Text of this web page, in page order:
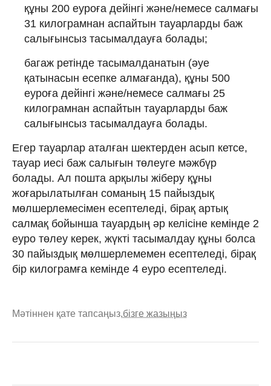
құны 200 еуроға дейінгі және/немесе салмағы
31 килограмнан аспайтын тауарларды баж
салығынсыз тасымалдауға болады;
багаж ретінде тасымалданатын (әуе
қатынасын есепке алмағанда), құны 500
еуроға дейінгі және/немесе салмағы 25
килограмнан аспайтын тауарларды баж
салығынсыз тасымалдауға болады.
Егер тауарлар аталған шектерден асып кетсе,
тауар иесі баж салығын төлеуге мәжбүр
болады. Ал пошта арқылы жіберу құны
жоғарылатылған соманың 15 пайыздық
мөлшерлемесімен есептеледі, бірақ артық
салмақ бойынша тауардың әр келісіне кемінде 2
еуро төлеу керек, жүкті тасымалдау құны болса
30 пайыздық мөлшерлемемен есептеледі, бірақ
бір килограмға кемінде 4 еуро есептеледі.
Мәтіннен қате тапсаңыз,бізге жазыңыз